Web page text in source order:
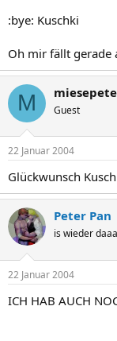
:bye: Kuschki
Oh mir fällt gerade
M Guest
22 Januar 2004
Glückwunsch
Peter Pan
is wieder
22 Januar 2004
ICH HAB AUCH